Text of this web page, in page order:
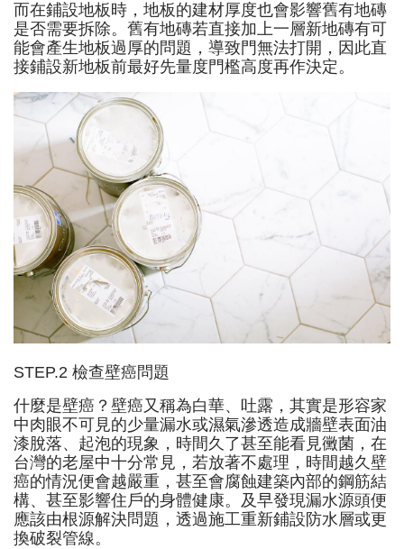
而在鋪設地板時，地板的建材厚度也會影響舊有地磚
是否需要拆除。舊有地磚若直接加上一層新地磚有可
能會產生地板過厚的問題，導致門無法打開，因此直
接鋪設新地板前最好先量度門檻高度再作決定。
STEP.2 檢查壁癌問題
什麼是壁癌？壁癌又稱為白華、吐露，其實是形容家
中肉眼不可見的少量漏水或濕氣滲透造成牆壁表面油
漆脫落、起泡的現象，時間久了甚至能看見黴菌，在
台灣的老屋中十分常見，若放著不處理，時間越久壁
癌的情況便會越嚴重，甚至會腐蝕建築內部的鋼筋結
構、甚至影響住戶的身體健康。及早發現漏水源頭便
應該由根源解決問題，透過施工重新鋪設防水層或更
換破裂管線。